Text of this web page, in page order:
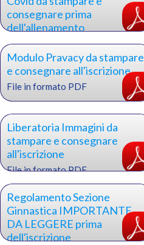
consegnare prima
dell'allenamento
File in formato PDF
Modulo Pravacy da stampare
e consegnare all'iscrizione
File in formato PDF
Liberatoria Immagini da
stampare e consegnare
all'iscrizione
File in formato PDF
Regolamento Sezione
Ginnastica IMPORTANTE
DA LEGGERE prima
dell'iscrizione